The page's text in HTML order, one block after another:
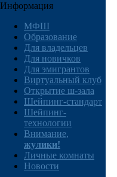
Информация
МФШ
Образование
Для владельцев
Для новичков
Для эмигрантов
Виртуальный клуб
Открытие ш-зала
Шейпинг-стандарт
Шейпинг-
технологии
Внимание,
жулики!
Личные комнаты
Новости